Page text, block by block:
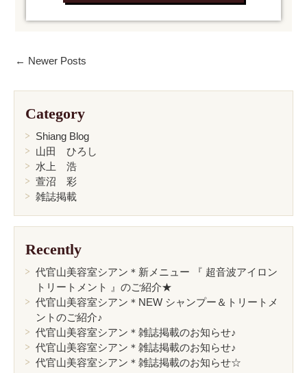
← Newer Posts
Category
Shiang Blog
山田 ひろし
水上 浩
萱沼 彩
雑誌掲載
Recently
代官山美容室シアン＊新メニュー 『 超音波アイロン
トリートメント 』のご紹介★
代官山美容室シアン＊NEW シャンプー＆トリートメ
ントのご紹介♪
代官山美容室シアン＊雑誌掲載のお知らせ♪
代官山美容室シアン＊雑誌掲載のお知らせ♪
代官山美容室シアン＊雑誌掲載のお知らせ☆